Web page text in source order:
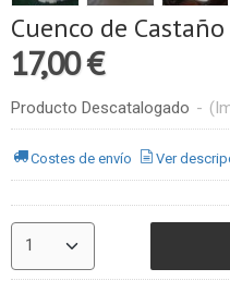
Cuenco de Castaño
17,00 €
Producto Descatalogado -
Costes de envío Ver